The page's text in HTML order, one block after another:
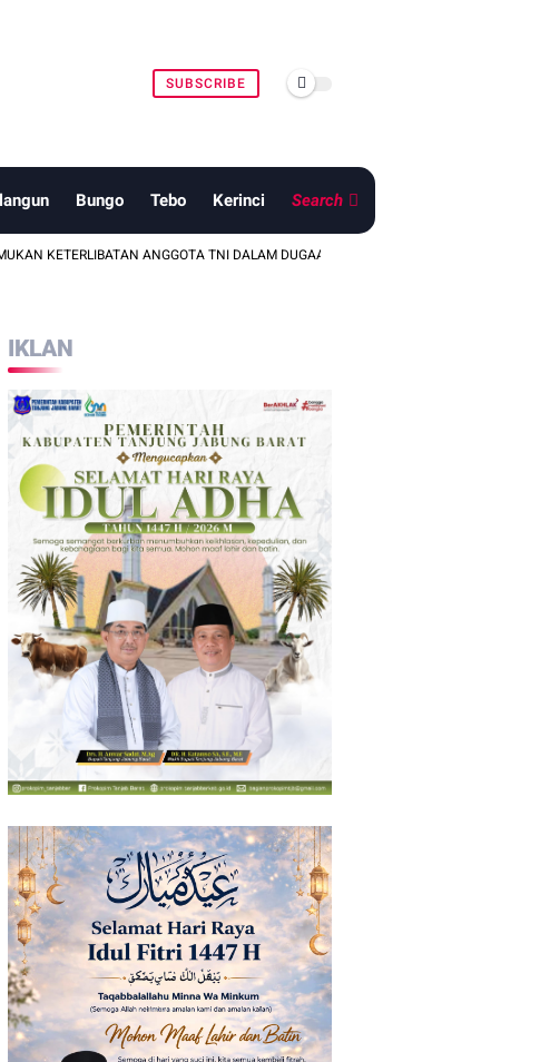
SUBSCRIBE
Bungo Tebo Kerinci Search
ANGGOTA TNI DALAM DUGAAN PENGANIAYAAN DI WILAYAH TELANAIPURA
IKLAN